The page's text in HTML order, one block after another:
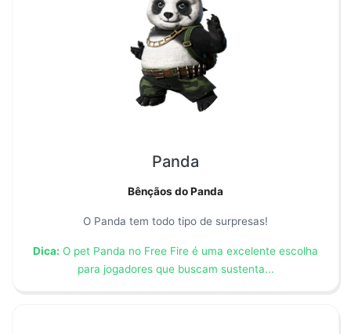
Panda
Bênçãos do Panda
O Panda tem todo tipo de surpresas!
Dica: O pet Panda no Free Fire é uma excelente escolha
para jogadores que buscam sustenta...